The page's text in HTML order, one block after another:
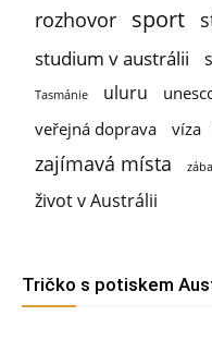
rozhovor sport
studium v austrálii
Tasmánie uluru
veřejná doprava víza
zajímavá místa
život v Austrálii
Tričko s potiskem